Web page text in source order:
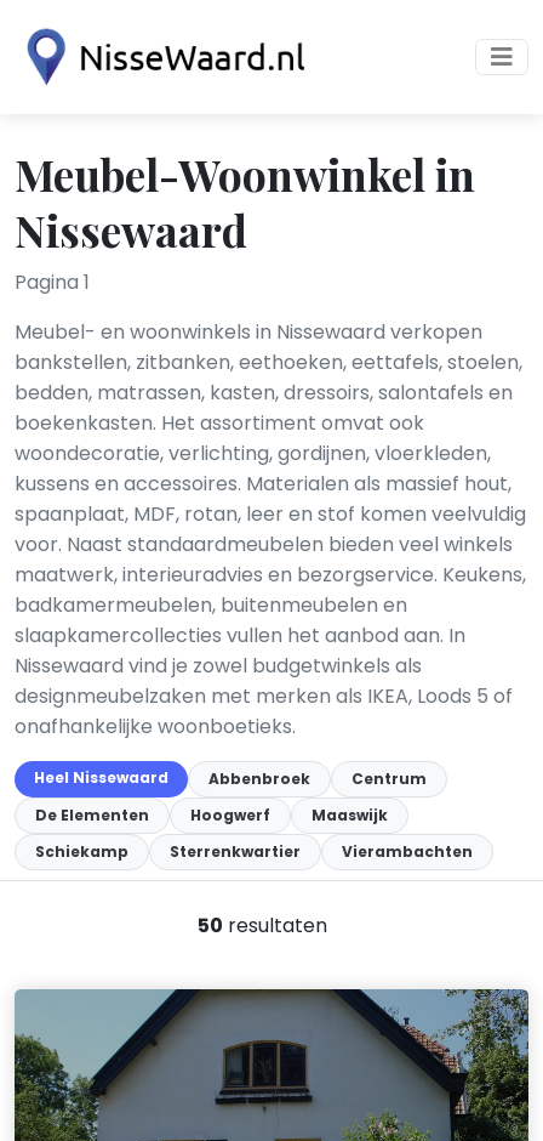
Meubel-Woonwinkel in
Nissewaard
Pagina 1
Meubel- en woonwinkels in Nissewaard verkopen
bankstellen, zitbanken, eethoeken, eettafels, stoelen,
bedden, matrassen, kasten, dressoirs, salontafels en
boekenkasten. Het assortiment omvat ook
woondecoratie, verlichting, gordijnen, vloerkleden,
kussens en accessoires. Materialen als massief hout,
spaanplaat, MDF, rotan, leer en stof komen veelvuldig
voor. Naast standaardmeubelen bieden veel winkels
maatwerk, interieuradvies en bezorgservice. Keukens,
badkamermeubelen, buitenmeubelen en
slaapkamercollecties vullen het aanbod aan. In
Nissewaard vind je zowel budgetwinkels als
designmeubelzaken met merken als IKEA, Loods 5 of
onafhankelijke woonboetieks.
Heel Nissewaard Abbenbroek
Centrum
De Elementen
Hoogwerf
Maaswijk
Schiekamp
Sterrenkwartier Vierambachten
50 resultaten